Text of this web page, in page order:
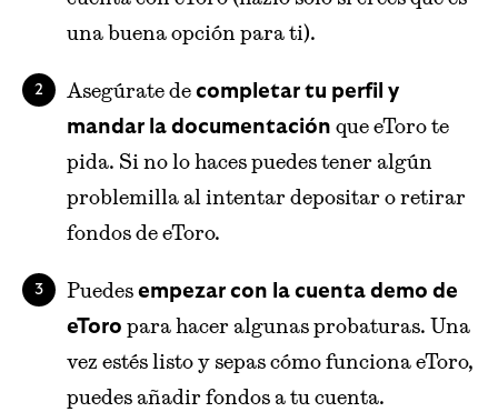
una buena opción para ti).
Asegúrate de completar tu perfil y
mandar la documentación que eToro te
pida. Si no lo haces puedes tener algún
problemilla al intentar depositar o retirar
fondos de eToro.
Puedes empezar con la cuenta demo de
eToro para hacer algunas probaturas. Una
vez estés listo y sepas cómo funciona eToro,
puedes añadir fondos a tu cuenta.